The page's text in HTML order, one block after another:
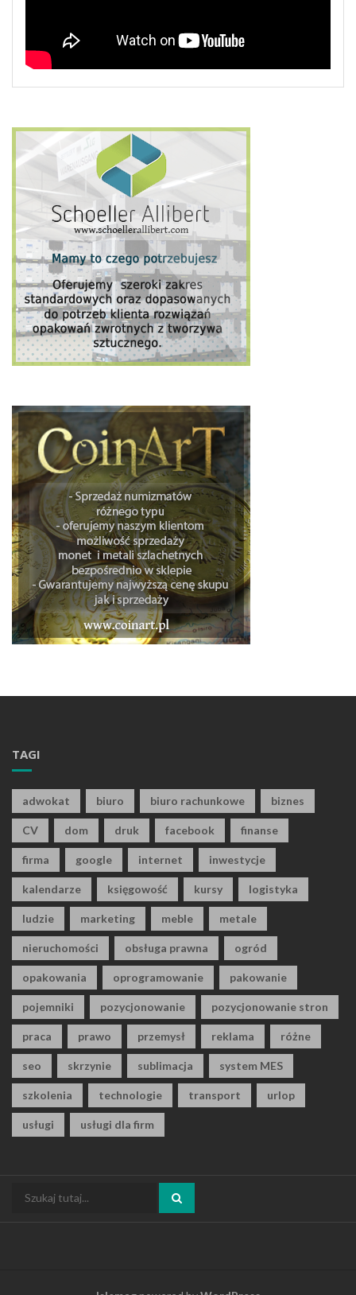
TAGI
adwokat biuro biuro rachunkowe biznes
CV dom druk facebook finanse
firma google internet inwestycje
kalendarze księgowość kursy logistyka
ludzie marketing meble metale
nieruchomości obsługa prawna ogród
opakowania oprogramowanie pakowanie
pojemniki pozycjonowanie pozycjonowanie stron
praca prawo przemysł reklama różne
seo skrzynie sublimacja system MES
szkolenia technologie transport urlop
usługi usługi dla firm